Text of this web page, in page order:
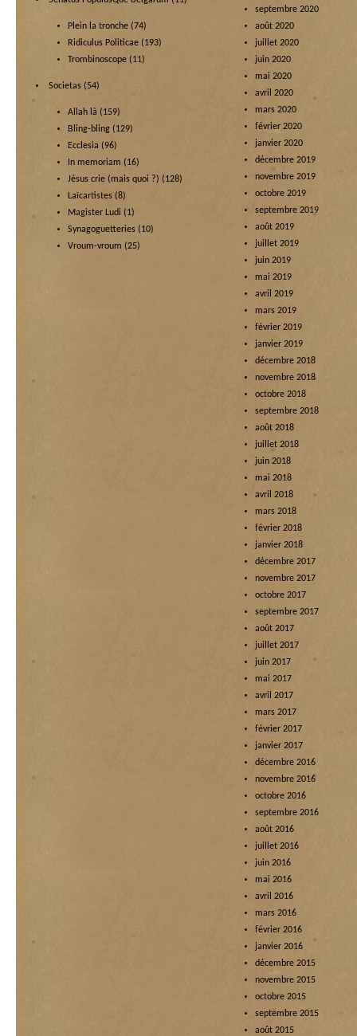
Plein la tronche (74)
Ridiculus Politicae (193)
Trombinoscope (11)
Societas (54)
Allah là (159)
Bling-bling (129)
Ecclesia (96)
In memoriam (16)
Jésus crie (mais quoi ?) (128)
Laïcartistes (8)
Magister Ludi (1)
Synagoguetteries (10)
Vroum-vroum (25)
septembre 2020
août 2020
juillet 2020
juin 2020
mai 2020
avril 2020
mars 2020
février 2020
janvier 2020
décembre 2019
novembre 2019
octobre 2019
septembre 2019
août 2019
juillet 2019
juin 2019
mai 2019
avril 2019
mars 2019
février 2019
janvier 2019
décembre 2018
novembre 2018
octobre 2018
septembre 2018
août 2018
juillet 2018
juin 2018
mai 2018
avril 2018
mars 2018
février 2018
janvier 2018
décembre 2017
novembre 2017
octobre 2017
septembre 2017
août 2017
juillet 2017
juin 2017
mai 2017
avril 2017
mars 2017
février 2017
janvier 2017
décembre 2016
novembre 2016
octobre 2016
septembre 2016
août 2016
juillet 2016
juin 2016
mai 2016
avril 2016
mars 2016
février 2016
janvier 2016
décembre 2015
novembre 2015
octobre 2015
septembre 2015
août 2015